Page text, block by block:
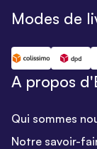
Modes de
A propos
Qui sommes
Notre savoir-